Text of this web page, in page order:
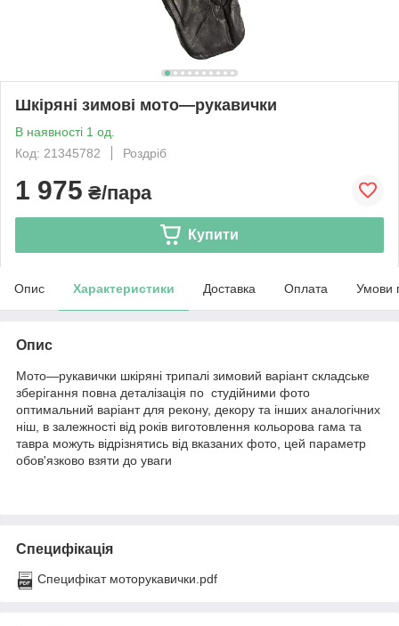
Шкіряні зимові мото—рукавички
В наявності 1 од.
Код: 21345782
Роздріб
1 975 ₴/пара
Купити
Опис Характеристики Доставка Оплата Умови
Опис
Мото—рукавички шкіряні трипалі зимовий варіант складське
зберігання повна деталізація по студійними фото
оптимальний варіант для рекону, декору та інших аналогічних
ніш, в залежності від років виготовлення кольорова гама та
тавра можуть відрізнятись від вказаних фото, цей параметр
обов'язково взяти до уваги
Специфікація
Специфікат моторукавички.pdf